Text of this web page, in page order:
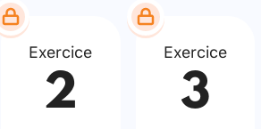
Exercice
2
Exercice
3